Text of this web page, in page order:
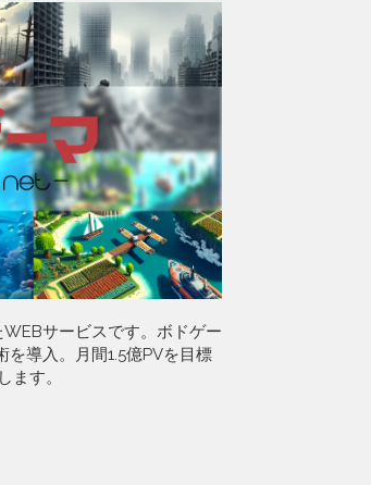
サービスです。ボドゲー
導入。月間1.5億PVを目標
ます。